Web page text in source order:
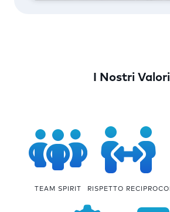
I Nostri Valori
TEAM SPIRIT RISPETTO RECIPROCO